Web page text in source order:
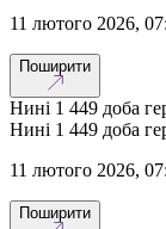
11 лютого 2026,
Поширити
Нині 1 449 доба
Нині 1 449 доба
11 лютого 2026,
Поширити